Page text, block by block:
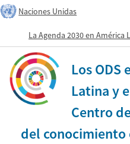
Naciones Unidas
La Agenda 2030 en América
Los ODS
Latina y
Centro
del conocimiento